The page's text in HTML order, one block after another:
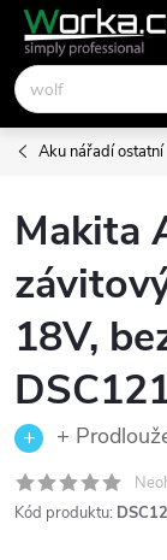
Přejít
obsah
Aku nářadí ostatní
Makita
18V,
+
Kód produktu: